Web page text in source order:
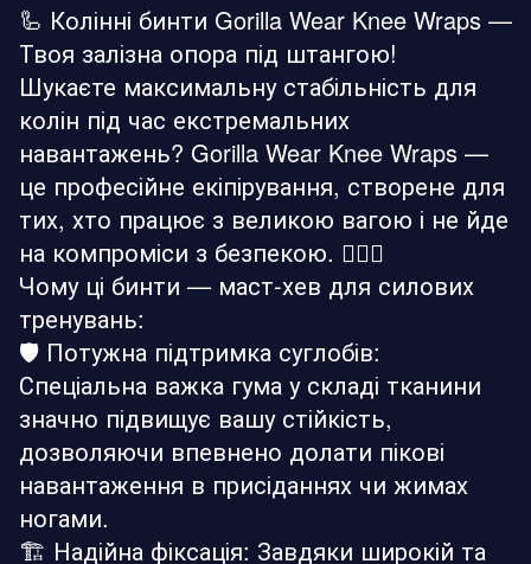
🦾 Колінні бинти Gorilla Wear Knee Wraps —
Твоя залізна опора під штангою!
Шукаєте максимальну стабільність для
колін під час екстремальних
навантажень? Gorilla Wear Knee Wraps —
це професійне екіпірування, створене для
тих, хто працює з великою вагою і не йде
на компроміси з безпекою. 🏋️‍♂️🔥
Чому ці бинти — маст-хев для силових
тренувань:
🛡️ Потужна підтримка суглобів:
Спеціальна важка гума у складі тканини
значно підвищує вашу стійкість,
дозволяючи впевнено долати пікові
навантаження в присіданнях чи жимах
ногами.
🏗️ Надійна фіксація: Завдяки широкій та